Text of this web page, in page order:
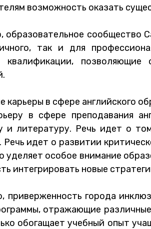
возможность оказать
образовательное сообщество
так и для
квалификации, позволяющие
карьеры в сфере английского
в сфере преподавания
и литературу. Речь идет о
Речь идет о развитии
уделяет особое внимание
интегрировать новые
приверженность города
отражающие
обогащает учебный опыт